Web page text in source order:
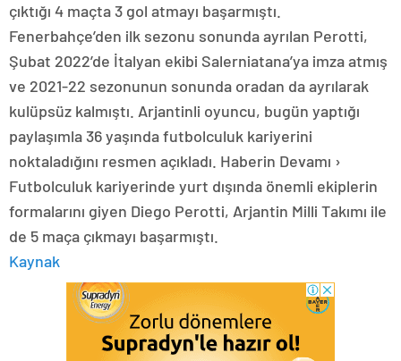
çıktığı 4 maçta 3 gol atmayı başarmıştı.
Fenerbahçe’den ilk sezonu sonunda ayrılan Perotti,
Şubat 2022’de İtalyan ekibi Salerniatana’ya imza atmış
ve 2021-22 sezonunun sonunda oradan da ayrılarak
kulüpsüz kalmıştı. Arjantinli oyuncu, bugün yaptığı
paylaşımla 36 yaşında futbolculuk kariyerini
noktaladığını resmen açıkladı. Haberin Devamı ›
Futbolculuk kariyerinde yurt dışında önemli ekiplerin
formalarını giyen Diego Perotti, Arjantin Milli Takımı ile
de 5 maça çıkmayı başarmıştı.
Kaynak